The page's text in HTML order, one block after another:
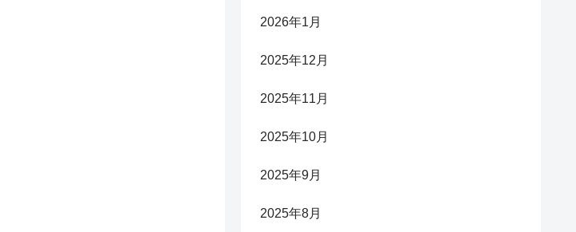
2026年1月
2025年12月
2025年11月
2025年10月
2025年9月
2025年8月